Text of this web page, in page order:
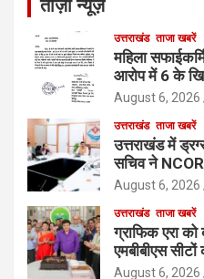
ताज़ा न्यूज़
उत्तराखंड ताजा खबरें
महिला
आरोप में 6 के
August 6, 2026
उत्तराखंड ताजा खबरें
उत्तराखंड में
सचिव ने
August 6, 2026
उत्तराखंड ताजा खबरें
ग्राफिक एरा
एमबीबीएस सीटों
August 6, 2026